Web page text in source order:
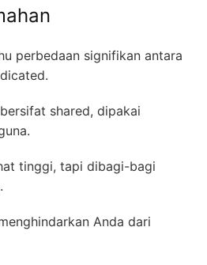
perbedaan signifikan antara
shared, dipakai
tinggi, tapi dibagi-bagi
Anda dari